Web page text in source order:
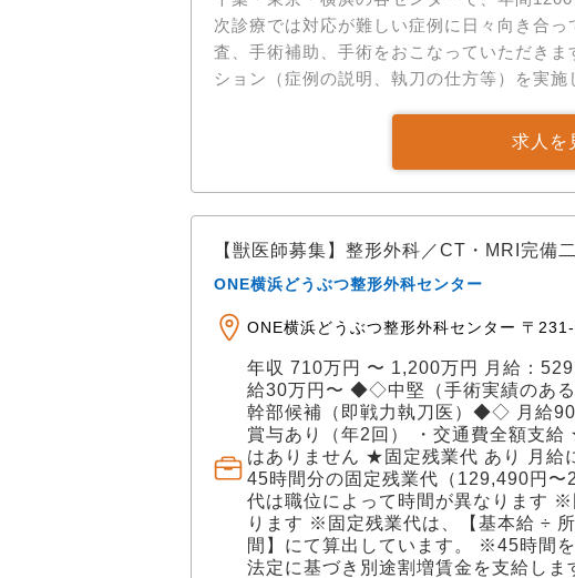
次診療では対応が難しい症例に日々向き合っています。 ◆◇業務
査、手術補助、手術をおこなっていただき
ション（症例の説明、執刀の仕方等）を実
能です。 【CT、MRIの読影ができる画像診
特化し、高度な設備を完備しています。 ・CT、MRI ・Cアームレントゲン：リアル
タイムであらゆる角度からのレントゲン撮
術を可能に 充実した設備を使用しながら、
集中的に高められます。 ✅豊富な手術件数と症例経験 横浜センターでは年間600件以
上、グループ全体で年間1000件以上の整形
件） ・前十字靭帯断裂（約1700件） ・椎
（約1500件） など累計実績10000件を超える手術実績
支える「5ステップ教育システム」 「いき
プできる環境があります。 STEP 01： レ
STEP 02： 問診・検査の組み立て。原因追
リ評価まで含めた、執刀以外の実務を完遂
た「模擬インフォームドコンセント」の実
で当該疾患のメイン執刀を開始。 ✅獣医療に集中できる環境 各病院拠点とは別に、バ
ックオフィス業務を担う本社機能を設置。
求人を
【獣医師募集】整形外科／CT・MRI完備
ONE横浜どうぶつ整形外科センター
ONE横浜どうぶつ整形外科センター 〒
年収 710万円 〜 1,200万円 月給：
給30万円〜 ◆◇中堅（手術実績の
幹部候補（即戦力執刀医）◆◇ 月給90
賞与あり（年2回） ・交通費全額支
はありません ★固定残業代 あり 月給
45時間分の固定残業代（129,490円
代は職位によって時間が異なります
ります ※固定残業代は、【基本給 ÷
間】にて算出しています。 ※45時間
法定に基づき別途割増賃金を支給しま